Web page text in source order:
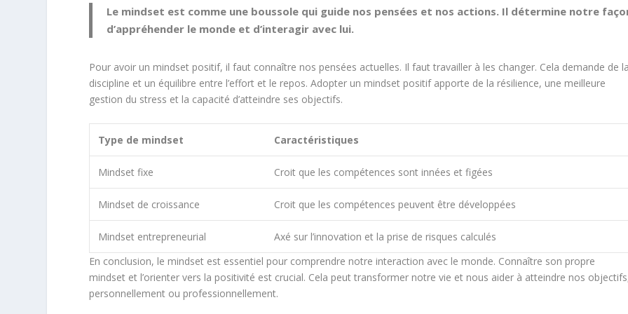
Le mindset est comme une boussole qui guide nos pensées et nos actions. Il détermine notre
d’appréhender le monde et d’interagir avec lui.
Pour avoir un mindset positif, il faut connaître nos pensées actuelles. Il faut travailler à les changer. Cela demande de la
discipline et un équilibre entre l’effort et le repos. Adopter un mindset positif apporte de la résilience, une meilleure
gestion du stress et la capacité d’atteindre ses objectifs.
Type de mindset Caractéristiques
Mindset fixe Croit que les compétences sont innées et figées
Mindset de croissance Croit que les compétences peuvent être développées
Mindset entrepreneurial Axé sur l’innovation et la prise de risques calculés
En conclusion, le mindset est essentiel pour comprendre notre interaction avec le monde. Connaître son propre
mindset et l’orienter vers la positivité est crucial. Cela peut transformer notre vie et nous aider à atteindre nos
personnellement ou professionnellement.